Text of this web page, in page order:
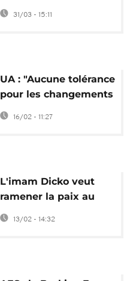
dont 3 ans en
détention
31/03 - 15:11
UA : "Aucune tolérance
pour les changements
de pouvoir
anticonstitutionnels"
16/02 - 11:27
L'imam Dicko veut
ramener la paix au
Mali par le dialogue
13/02 - 14:32